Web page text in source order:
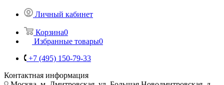
Личный кабинет
Корзина0
Избранные товары0
+7 (495) 150-79-33
Контактная информация